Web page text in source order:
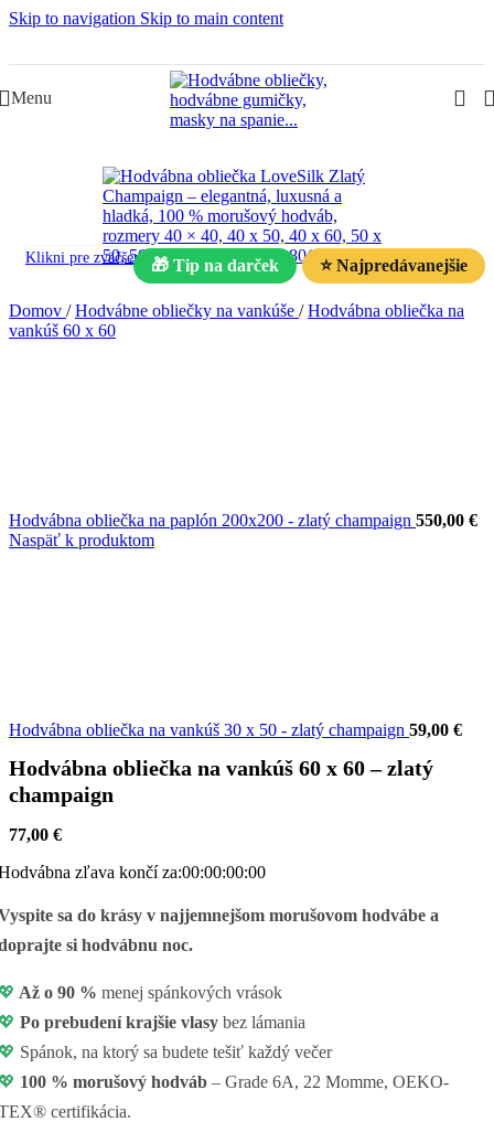
Skip to navigation Skip to main content
Menu
🎁 Tip na darček ⭐ Najpredávanejšie
Klikni pre zväčšenie
Domov / Hodvábne obliečky na vankúše / Hodvábna obliečka na
vankúš 60 x 60
Hodvábna obliečka na paplón 200x200 - zlatý champaign 550,00 €
Naspäť k produktom
Hodvábna obliečka na vankúš 30 x 50 - zlatý champaign 59,00 €
Hodvábna obliečka na vankúš 60 x 60 – zlatý
champaign
77,00 €
zľava končí za:00:00:00:00
sa do krásy v najjemnejšom morušovom hodvábe a
si hodvábnu noc.
Až o 90 % menej spánkových vrások
Po prebudení krajšie vlasy bez lámania
Spánok, na ktorý sa budete tešiť každý večer
100 % morušový hodváb – Grade 6A, 22 Momme, OEKO-
certifikácia.